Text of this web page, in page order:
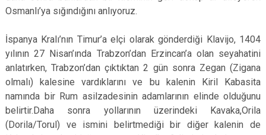
Osmanlı’ya sığındığını anlıyoruz.
İspanya Kralı’nın Timur’a elçi olarak gönderdiği Klavijo, 1404
yılının 27 Nisan’ında Trabzon’dan Erzincan’a olan seyahatini
anlatırken, Trabzon’dan çıktıktan 2 gün sonra Zegan (Zigana
olmalı) kalesine vardıklarını ve bu kalenin Kiril Kabasita
namında bir Rum asilzadesinin adamlarının elinde olduğunu
belirtir.Daha sonra yollarının üzerindeki Kavaka,Orila
(Dorila/Torul) ve ismini belirtmediği bir diğer kalenin de